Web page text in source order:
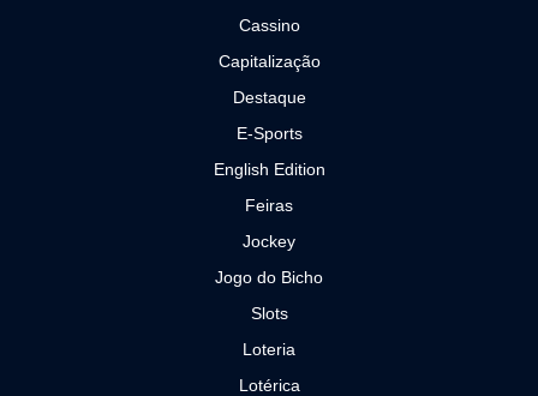
Cassino
Capitalização
Destaque
E-Sports
English Edition
Feiras
Jockey
Jogo do Bicho
Slots
Loteria
Lotérica